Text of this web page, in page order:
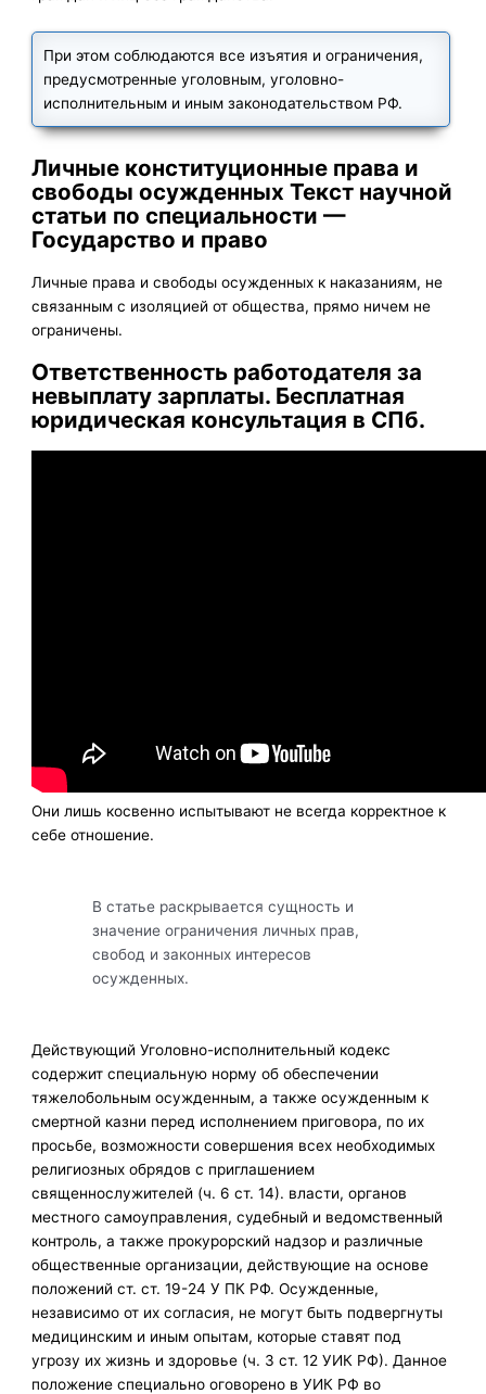
При этом соблюдаются все изъятия и ограничения,
предусмотренные уголовным, уголовно-
исполнительным и иным законодательством РФ.
Личные конституционные права и
свободы осужденных Текст научной
статьи по специальности —
Государство и право
Личные права и свободы осужденных к наказаниям, не
связанным с изоляцией от общества, прямо ничем не
ограничены.
Ответственность работодателя за
невыплату зарплаты. Бесплатная
юридическая консультация в СПб.
Они лишь косвенно испытывают не всегда корректное к
себе отношение.
В статье раскрывается сущность и
значение ограничения личных прав,
свобод и законных интересов
осужденных.
Действующий Уголовно-исполнительный кодекс
содержит специальную норму об обеспечении
тяжелобольным осужденным, а также осужденным к
смертной казни перед исполнением приговора, по их
просьбе, возможности совершения всех необходимых
религиозных обрядов с приглашением
священнослужителей (ч. 6 ст. 14). власти, органов
местного самоуправления, судебный и ведомственный
контроль, а также прокурорский надзор и различные
общественные организации, действующие на основе
положений ст. ст. 19-24 У ПК РФ. Осужденные,
независимо от их согласия, не могут быть подвергнуты
медицинским и иным опытам, которые ставят под
угрозу их жизнь и здоровье (ч. 3 ст. 12 УИК РФ). Данное
положение специально оговорено в УИК РФ во